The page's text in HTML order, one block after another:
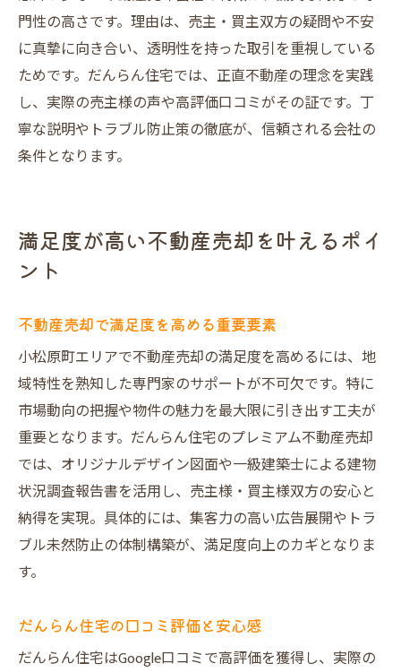
口コミから見える不動産売却のリアルな声
だんらん住宅で売却が安心できる理由
門性の高さです。理由は、売主・買主双方の疑問や不安
に真摯に向き合い、透明性を持った取引を重視している
ためです。だんらん住宅では、正直不動産の理念を実践
し、実際の売主様の声や高評価口コミがその証です。丁
寧な説明やトラブル防止策の徹底が、信頼される会社の
条件となります。
満足度が高い不動産売却を叶えるポイ
ント
不動産売却で満足度を高める重要要素
小松原町エリアで不動産売却の満足度を高めるには、地
域特性を熟知した専門家のサポートが不可欠です。特に
市場動向の把握や物件の魅力を最大限に引き出す工夫が
重要となります。だんらん住宅のプレミアム不動産売却
では、オリジナルデザイン図面や一級建築士による建物
状況調査報告書を活用し、売主様・買主様双方の安心と
納得を実現。具体的には、集客力の高い広告展開やトラ
ブル未然防止の体制構築が、満足度向上のカギとなりま
す。
だんらん住宅の口コミ評価と安心感
だんらん住宅はGoogle口コミで高評価を獲得し、実際の